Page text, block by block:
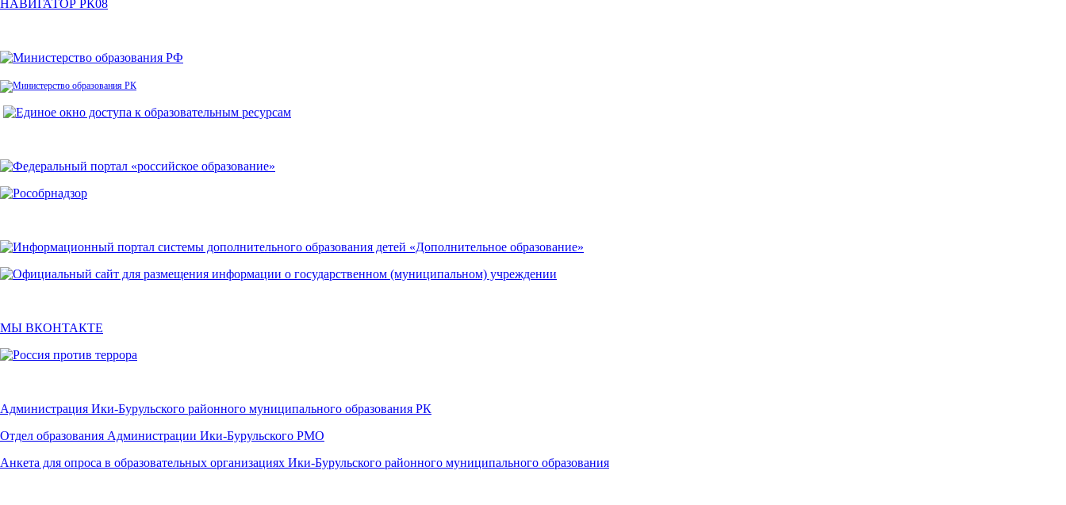
НАВИГАТОР РК08
МЫ ВКОНТАКТЕ
Администрация Ики-Бурульского районного муниципального образования РК
Отдел образования Администрации Ики-Бурульского РМО
Анкета для опроса в образовательных организациях Ики-Бурульского районного муниципального образования